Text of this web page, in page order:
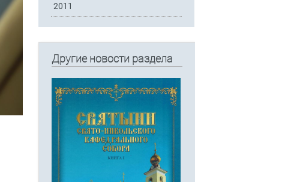
2011
Другие новости раздела